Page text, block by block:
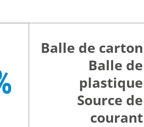
Balle de carton
Balle de
plastique
Source de
courant